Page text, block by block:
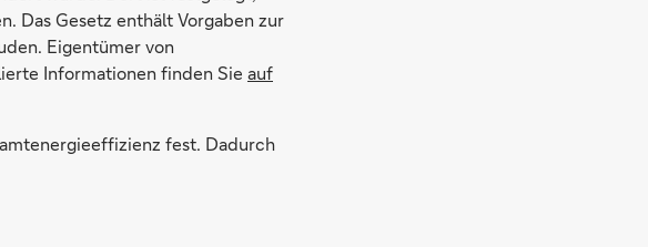
Das Gesetz enthält Vorgaben zur
Eigentümer von
Informationen finden Sie auf
fest. Dadurch